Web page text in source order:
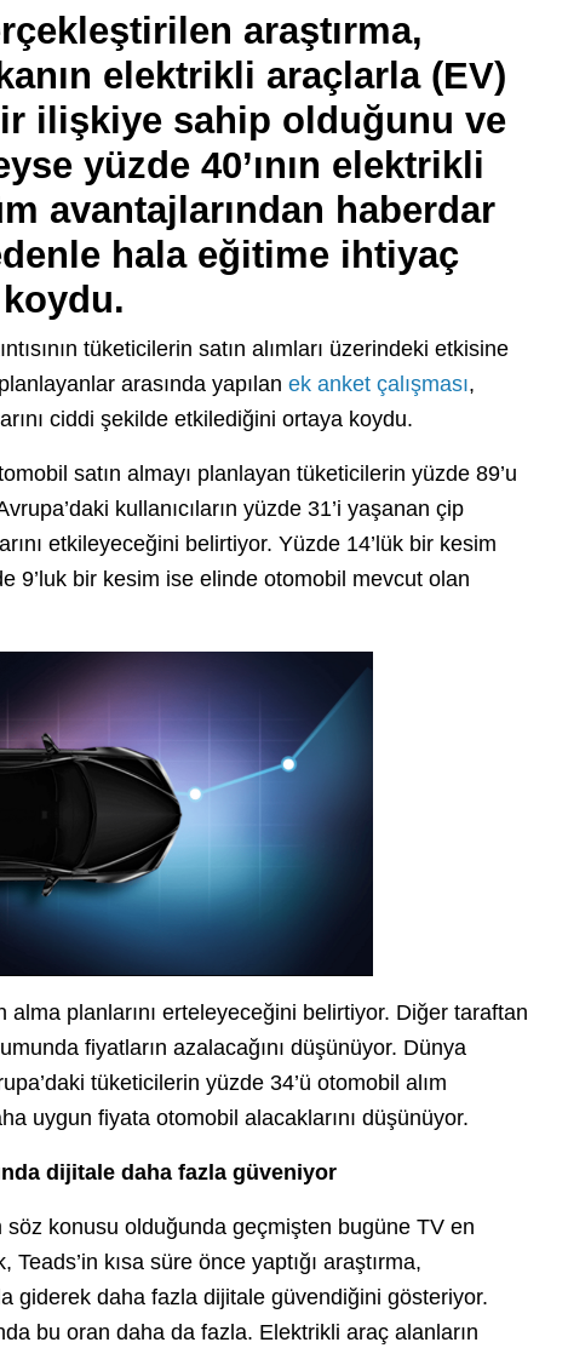
araştırma,
elektrikli araçlarla (EV)
ilişkiye sahip olduğunu ve
yüzde 40’ının elektrikli
avantajlarından haberdar
hala eğitime ihtiyaç
tüketicilerin satın alımları üzerindeki etkisine
arasında yapılan ek anket çalışması,
ciddi şekilde etkilediğini ortaya koydu.
satın almayı planlayan tüketicilerin yüzde 89’u
kullanıcıların yüzde 31’i yaşanan çip
etkileyeceğini belirtiyor. Yüzde 14’lük bir kesim
9’luk bir kesim ise elinde otomobil mevcut olan
alma planlarını erteleyeceğini belirtiyor. Diğer taraftan
fiyatların azalacağını düşünüyor. Dünya
tüketicilerin yüzde 34’ü otomobil alım
uygun fiyata otomobil alacaklarını düşünüyor.
dijitale daha fazla güveniyor
söz konusu olduğunda geçmişten bugüne TV en
kısa süre önce yaptığı araştırma,
giderek daha fazla dijitale güvendiğini gösteriyor.
bu oran daha da fazla. Elektrikli araç alanların